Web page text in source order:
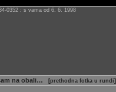
0352 : s vama od 6. 6. 1998
na obali… [prethodna fotka u rundi]